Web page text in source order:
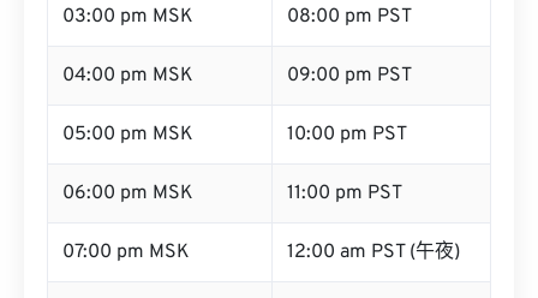
03:00 pm MSK 08:00 pm PST
04:00 pm MSK 09:00 pm PST
05:00 pm MSK 10:00 pm PST
06:00 pm MSK 11:00 pm PST
07:00 pm MSK 12:00 am PST (午夜)